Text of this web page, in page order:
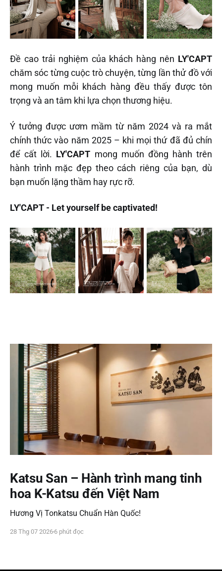
Đề cao trải nghiệm của khách hàng nên LY'CAPT
chăm sóc từng cuộc trò chuyện, từng lần thử đồ với
mong muốn mỗi khách hàng đều thấy được tôn
trọng và an tâm khi lựa chọn thương hiệu.
Ý tưởng được ươm mầm từ năm 2024 và ra mắt
chính thức vào năm 2025 – khi mọi thứ đã đủ chín
để cất lời. LY'CAPT mong muốn đồng hành trên
hành trình mặc đẹp theo cách riêng của bạn, dù
bạn muốn lặng thầm hay rực rỡ.
LY'CAPT - Let yourself be captivated!
Katsu San – Hành trình mang tinh
hoa K-Katsu đến Việt Nam
Hương Vị Tonkatsu Chuẩn Hàn Quốc!
28 Thg 07 2026 6 phút đọc